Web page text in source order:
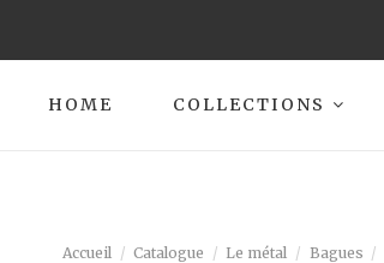
HOME COLLECTIONS
Accueil Catalogue Le métal Bagues